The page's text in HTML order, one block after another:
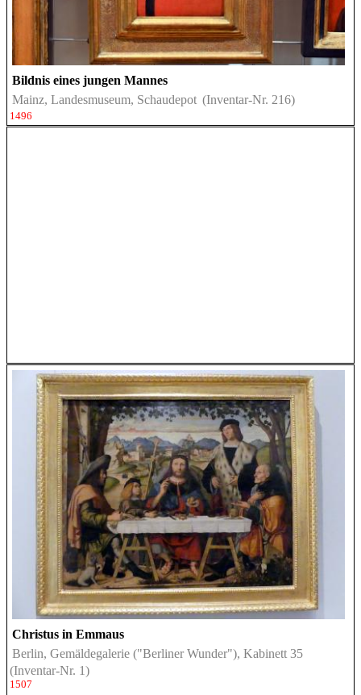
Bildnis eines jungen Mannes
Mainz, Landesmuseum, Schaudepot (Inventar-Nr. 216)
1496
Christus in Emmaus
Berlin, Gemäldegalerie ("Berliner Wunder"), Kabinett 35
(Inventar-Nr. 1)
1507